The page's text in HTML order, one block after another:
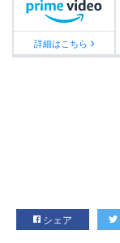
詳細はこちら
シェア